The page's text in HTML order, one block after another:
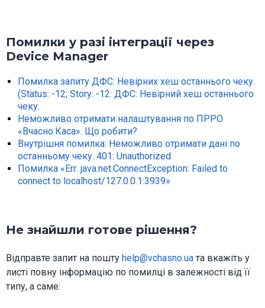
Помилки у разі інтеграції через
Device Manager
Помилка запиту ДФС: Невірних хеш останнього чеку.
(Status: -12; Story: -12: ДФС: Невірний хеш останнього
чеку.
Неможливо отримати налаштування по ПРРО
«Вчасно.Каса». Що робити?
Внутрішня помилка: Неможливо отримати дані по
останньому чеку. 401: Unauthorized
Помилка «Err: java.net.ConnectException: Failed to
connect to localhost/127.0.0.1:3939»
Не знайшли готове рішення?
Відправте запит на пошту help@vchasno.ua та вкажіть у
листі повну інформацію по помилці в залежності від її
типу, а саме: